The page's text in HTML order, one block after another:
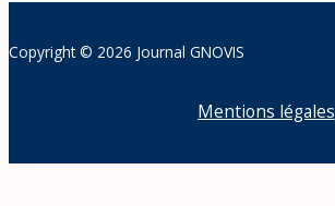
Copyright © 2026 Journal GNOVIS
Mentions légales